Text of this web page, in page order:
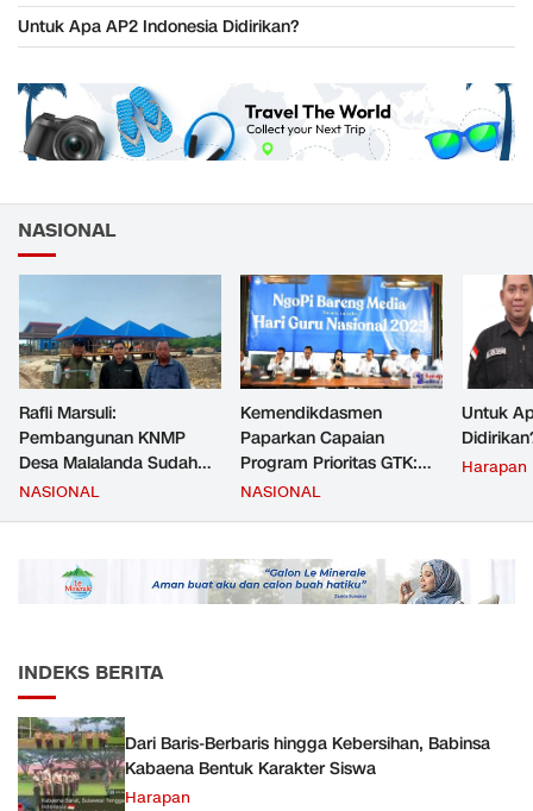
Untuk Apa AP2 Indonesia Didirikan?
NASIONAL
Rafli Marsuli:
Pembangunan KNMP
Desa Malalanda Sudah
Mencapai 69 Persen dan
JMD dan JMF
NASIONAL
Kemendikdasmen
Paparkan Capaian
Program Prioritas GTK:
Kompetensi Meningkat,
NASIONAL
Untuk
Harapan
INDEKS BERITA
Dari Baris-Berbaris hingga Kebersihan, Babinsa
Kabaena Bentuk Karakter Siswa
Harapan